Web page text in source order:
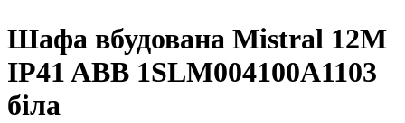
Шафа вбудована Mistral 12M
IP41 ABB 1SLM004100A1103
біла